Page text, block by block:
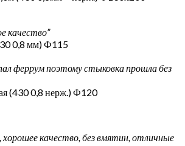
качество”
0,8 мм) Ф115
феррум поэтому стыковка прошла без
(430 0,8 нерж.) Ф120
качество, без вмятин, отличные